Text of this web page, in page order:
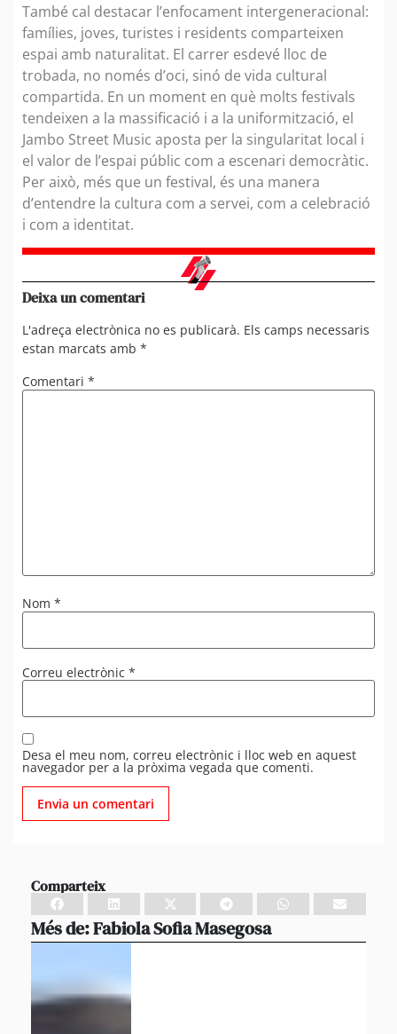
També cal destacar l’enfocament intergeneracional:
famílies, joves, turistes i residents comparteixen
espai amb naturalitat. El carrer esdevé lloc de
trobada, no només d’oci, sinó de vida cultural
compartida. En un moment en què molts festivals
tendeixen a la massificació i a la uniformització, el
Jambo Street Music aposta per la singularitat local i
el valor de l’espai públic com a escenari democràtic.
Per això, més que un festival, és una manera
d’entendre la cultura com a servei, com a celebració
i com a identitat.
Deixa un comentari
L'adreça electrònica no es publicarà. Els camps necessaris
estan marcats amb *
Comentari *
Nom *
Correu electrònic *
Desa el meu nom, correu electrònic i lloc web en aquest
navegador per a la pròxima vegada que comenti.
Comparteix
Més de:Fabiola Sofia Masegosa